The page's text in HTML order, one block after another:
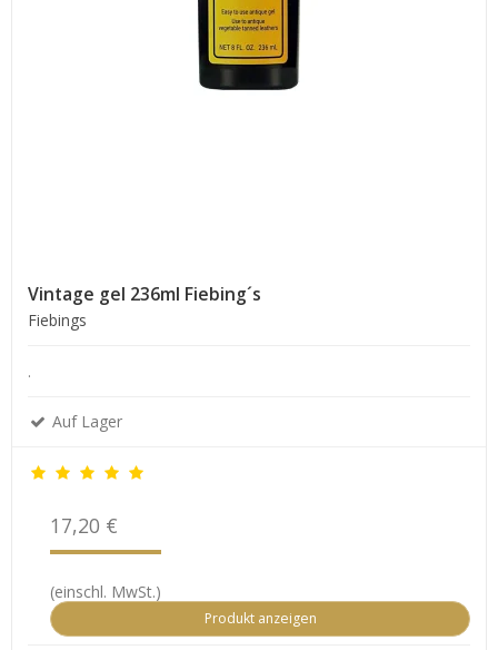
Vintage gel 236ml Fiebing´s
Fiebings
.
Auf Lager
17,20 €
(einschl. MwSt.)
Produkt anzeigen